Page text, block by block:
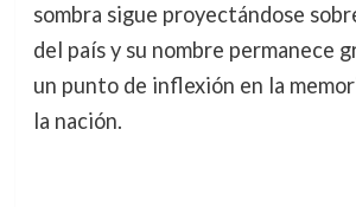
sombra sigue proyectándose
del país y su nombre permanece
un punto de inflexión en la
la nación.